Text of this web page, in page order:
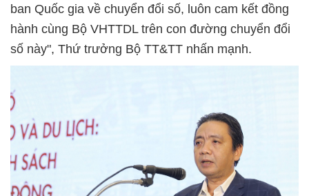
ban Quốc gia về chuyển đổi số, luôn cam kết đồng
hành cùng Bộ VHTTDL trên con đường chuyển đổi
số này", Thứ trưởng Bộ TT&TT nhấn mạnh.